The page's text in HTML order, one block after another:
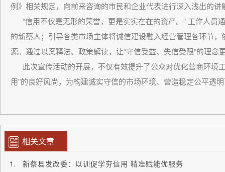
例》相关规定，向前来咨询的市民和企业代表进行深入浅出的讲
“信用不仅是无形的荣誉，更是实实在在的资产。” 工作人员
的新蔡人；引导各类市场主体将诚信建设融入经营管理各环节
源。通过以案释法、政策解读，让“守信受益、失信受限”的理念
此次宣传活动的开展，不仅有效提升了公众对优化营商环境
用”的良好风尚，为构建诚实守信的市场环境、营造稳定公平透
相关文章
新蔡县发改委：以训促学夯信用 精准赋能优服务